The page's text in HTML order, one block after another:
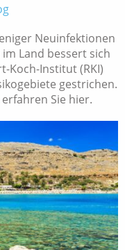
Neuinfektionen
Land bessert sich
Koch-Institut (RKI)
gestrichen.
Sie hier.